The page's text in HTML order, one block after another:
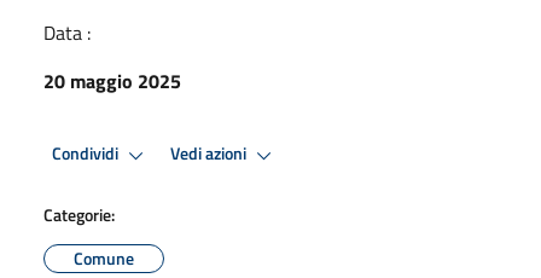
Data :
20 maggio 2025
Condividi Vedi azioni
Categorie:
Comune